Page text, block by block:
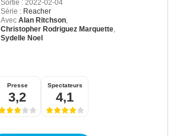
Sortie : 2022-02-04
Série : Reacher
Avec Alan Ritchson
Christopher Rodriguez Marquette
Sydelle Noel
Presse
3,2
Spectateurs
4,1